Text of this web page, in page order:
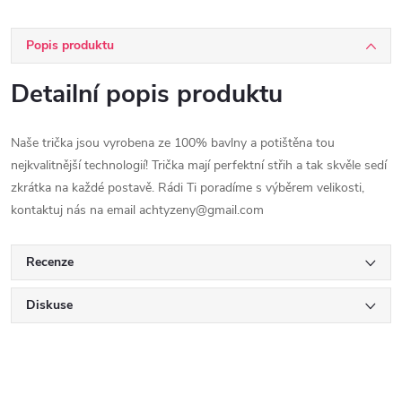
Popis produktu
Detailní popis produktu
Naše trička jsou vyrobena ze 100% bavlny a potištěna tou
nejkvalitnější technologií! Trička mají perfektní střih a tak skvěle sedí
zkrátka na každé postavě. Rádi Ti poradíme s výběrem velikosti,
kontaktuj nás na email achtyzeny@gmail.com
Recenze
Diskuse